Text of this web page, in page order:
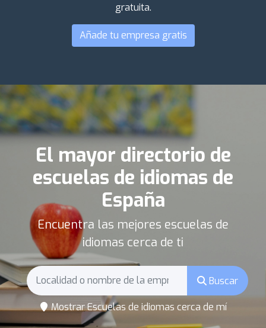
gratuita.
Añade tu empresa gratis
El mayor directorio de
escuelas de idiomas de
España
Encuentra las mejores escuelas de
idiomas cerca de ti
Buscar
Mostrar Escuelas de idiomas cerca de mí